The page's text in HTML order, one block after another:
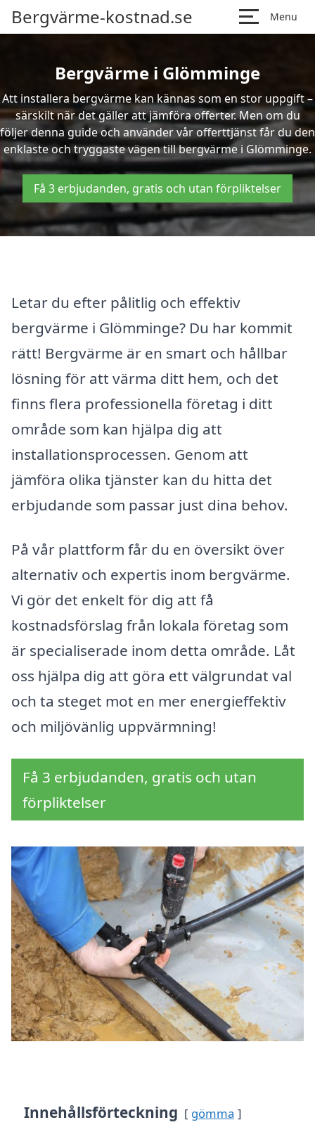
Bergvärme-kostnad.se Menu
Bergvärme i Glömminge
Att installera bergvärme kan kännas som en stor uppgift –
särskilt när det gäller att jämföra offerter. Men om du
följer denna guide och använder vår offerttjänst får du den
enklaste och tryggaste vägen till bergvärme i Glömminge.
Få 3 erbjudanden, gratis och utan förpliktelser
Letar du efter pålitlig och effektiv
bergvärme i Glömminge? Du har kommit
rätt! Bergvärme är en smart och hållbar
lösning för att värma ditt hem, och det
finns flera professionella företag i ditt
område som kan hjälpa dig att
installationsprocessen. Genom att
jämföra olika tjänster kan du hitta det
erbjudande som passar just dina behov.
På vår plattform får du en översikt över
alternativ och expertis inom bergvärme.
Vi gör det enkelt för dig att få
kostnadsförslag från lokala företag som
är specialiserade inom detta område. Låt
oss hjälpa dig att göra ett välgrundat val
och ta steget mot en mer energieffektiv
och miljövänlig uppvärmning!
Få 3 erbjudanden, gratis och utan
förpliktelser
Innehållsförteckning gömma